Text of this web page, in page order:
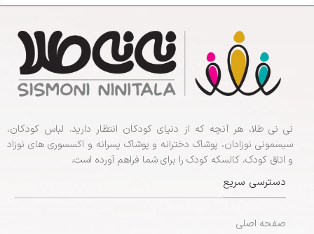
نی نی طلا، هر آنچه که از دنیای کودکان انتظار دارید. لباس کودکان،
سیسمونی نوزادان، پوشاک دخترانه و پوشاک پسرانه و اکسسوری های نوزاد
و اتاق کودک، کالسکه کودک را برای شما فراهم آورده است.
دسترسی سریع
صفحه اصلی